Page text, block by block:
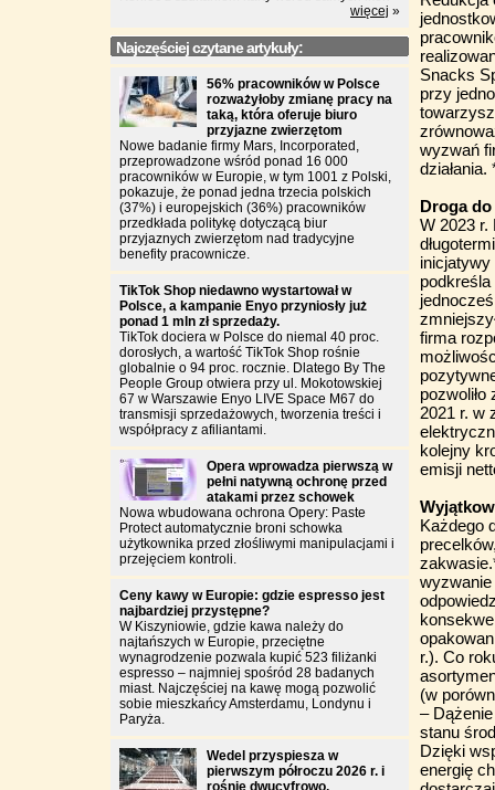
Snacks
przy
wyzwań
działania.
Droga
W 2023 r.
inicjatywy
firma
2021 r. w
kolejny
emisji
Każdego
r.). Co
(w
–
stanu
Dzięki
energię
więcej »
Najczęściej czytane artykuły:
56% pracowników w Polsce
rozważyłoby zmianę pracy na
taką, która oferuje biuro
przyjazne zwierzętom
Nowe badanie firmy Mars, Incorporated,
przeprowadzone wśród ponad 16 000
pracowników w Europie, w tym 1001 z Polski,
pokazuje, że ponad jedna trzecia polskich
(37%) i europejskich (36%) pracowników
przedkłada politykę dotyczącą biur
przyjaznych zwierzętom nad tradycyjne
benefity pracownicze.
TikTok Shop niedawno wystartował w
Polsce, a kampanie Enyo przyniosły już
ponad 1 mln zł sprzedaży.
TikTok dociera w Polsce do niemal 40 proc.
dorosłych, a wartość TikTok Shop rośnie
globalnie o 94 proc. rocznie. Dlatego By The
People Group otwiera przy ul. Mokotowskiej
67 w Warszawie Enyo LIVE Space M67 do
transmisji sprzedażowych, tworzenia treści i
współpracy z afiliantami.
Opera wprowadza pierwszą w
pełni natywną ochronę przed
atakami przez schowek
Nowa wbudowana ochrona Opery: Paste
Protect automatycznie broni schowka
użytkownika przed złośliwymi manipulacjami i
przejęciem kontroli.
Ceny kawy w Europie: gdzie espresso jest
najbardziej przystępne?
W Kiszyniowie, gdzie kawa należy do
najtańszych w Europie, przeciętne
wynagrodzenie pozwala kupić 523 filiżanki
espresso – najmniej spośród 28 badanych
miast. Najczęściej na kawę mogą pozwolić
sobie mieszkańcy Amsterdamu, Londynu i
Paryża.
Wedel przyspiesza w
pierwszym półroczu 2026 r. i
rośnie dwucyfrowo,